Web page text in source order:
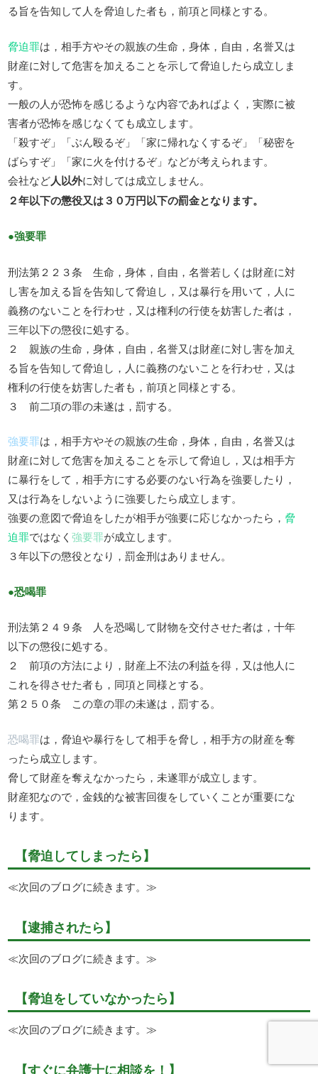
る旨を告知して人を脅迫した者も，前項と同様とする。
脅迫罪は，相手方やその親族の生命，身体，自由，名誉又は
財産に対して危害を加えることを示して脅迫したら成立しま
す。
一般の人が恐怖を感じるような内容であればよく，実際に被
害者が恐怖を感じなくても成立します。
「殺すぞ」「ぶん殴るぞ」「家に帰れなくするぞ」「秘密を
ばらすぞ」「家に火を付けるぞ」などが考えられます。
会社など人以外に対しては成立しません。
２年以下の懲役又は３０万円以下の罰金となります。
●強要罪
刑法第２２３条 生命，身体，自由，名誉若しくは財産に対
し害を加える旨を告知して脅迫し，又は暴行を用いて，人に
義務のないことを行わせ，又は権利の行使を妨害した者は，
三年以下の懲役に処する。
２ 親族の生命，身体，自由，名誉又は財産に対し害を加え
る旨を告知して脅迫し，人に義務のないことを行わせ，又は
権利の行使を妨害した者も，前項と同様とする。
３ 前二項の罪の未遂は，罰する。
強要罪は，相手方やその親族の生命，身体，自由，名誉又は
財産に対して危害を加えることを示して脅迫し，又は相手方
に暴行をして，相手方にする必要のない行為を強要したり，
又は行為をしないように強要したら成立します。
強要の意図で脅迫をしたが相手が強要に応じなかったら，脅
迫罪ではなく強要罪が成立します。
３年以下の懲役となり，罰金刑はありません。
●恐喝罪
刑法第２４９条 人を恐喝して財物を交付させた者は，十年
以下の懲役に処する。
２ 前項の方法により，財産上不法の利益を得，又は他人に
これを得させた者も，同項と同様とする。
第２５０条 この章の罪の未遂は，罰する。
恐喝罪は，脅迫や暴行をして相手を脅し，相手方の財産を奪
ったら成立します。
脅して財産を奪えなかったら，未遂罪が成立します。
財産犯なので，金銭的な被害回復をしていくことが重要にな
ります。
【脅迫してしまったら】
≪次回のブログに続きます。≫
【逮捕されたら】
≪次回のブログに続きます。≫
【脅迫をしていなかったら】
≪次回のブログに続きます。≫
【すぐに弁護士に相談を！】